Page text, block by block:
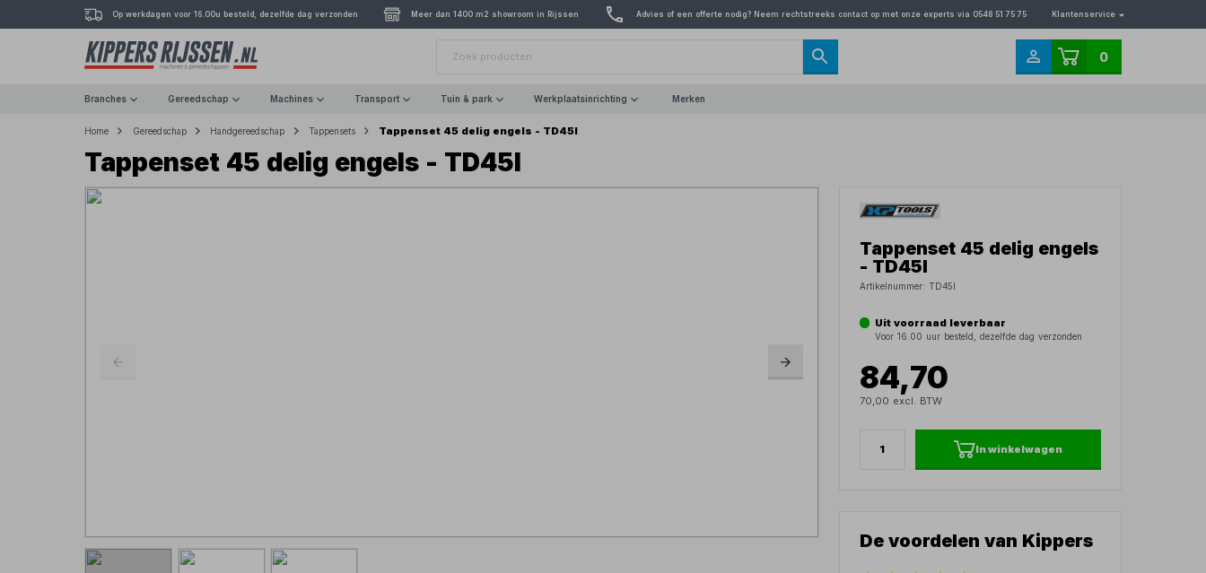
Op werkdagen voor 16.00u besteld, dezelfde dag verzonden Meer dan 1400 m2 showroom in Rijssen Advies of een offerte nodig? Neem rechtstreeks contact op met onze experts via 0548 51 75 75 Klantenservice
0
Branches Gereedschap Machines Transport Tuin & park Werkplaatsinrichting Merken
Home Gereedschap Handgereedschap Tappensets Tappenset 45 delig engels - TD45I
Tappenset 45 delig engels - TD45I
Tappenset 45 delig engels
- TD45I
Artikelnummer: TD45I
Uit voorraad leverbaar
Voor 16.00 uur besteld, dezelfde dag verzonden
84,70
70,00 excl. BTW
In winkelwagen
De voordelen van Kippers